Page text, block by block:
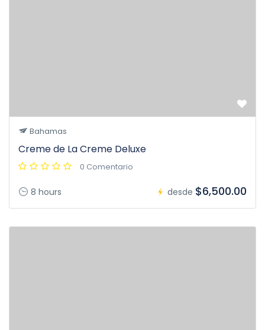
Bahamas
Creme de La Creme Deluxe
0 Comentario
8 hours desde $6,500.00